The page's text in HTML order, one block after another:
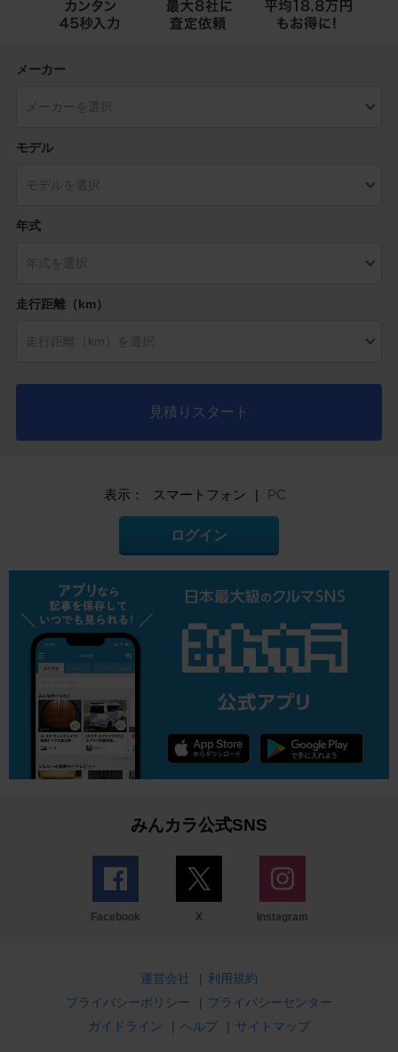
メーカー
モデル
年式
走行距離（km）
見積りスタート
表示： スマートフォン | PC
ログイン
みんカラ公式SNS
Facebook X Instagram
運営会社 | 利用規約
プライバシーポリシー
| プライバシーセンター
ガイドライン
| ヘルプ | サイトマップ